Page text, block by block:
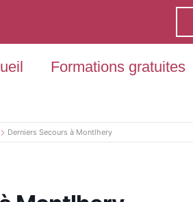
Formations gratuites
Derniers Secours à Montlhery